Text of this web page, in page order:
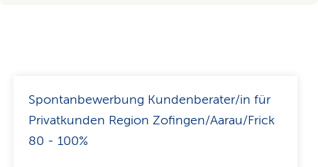
Spontanbewerbung Kundenberater/in für
Privatkunden Region Zofingen/Aarau/Frick
80 - 100%